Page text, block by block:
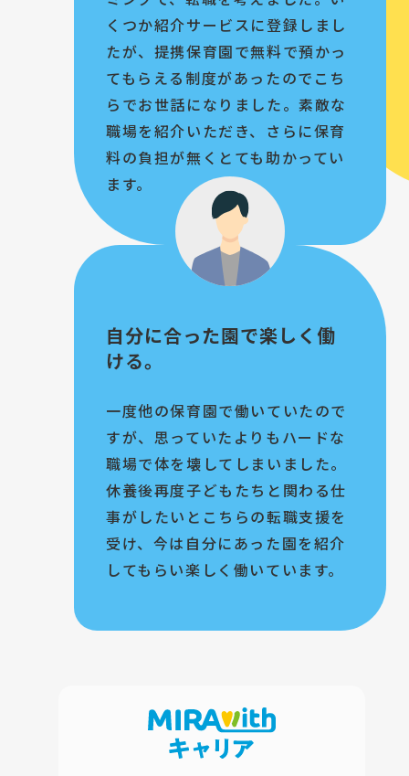
くつか紹介サービスに登録しまし
たが、提携保育園で無料で預かっ
てもらえる制度があったのでこち
らでお世話になりました。素敵な
職場を紹介いただき、さらに保育
料の負担が無くとても助かってい
ます。
自分に合った園で楽しく働
ける。
一度他の保育園で働いていたので
すが、思っていたよりもハードな
職場で体を壊してしまいました。
休養後再度子どもたちと関わる仕
事がしたいとこちらの転職支援を
受け、今は自分にあった園を紹介
してもらい楽しく働いています。